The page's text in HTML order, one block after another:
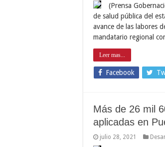
(Prensa
de salud pública del
avance de las labores
mandatario regional
Leer mas...
Facebook
Más de 26 mil
aplicadas en
julio 28, 2021